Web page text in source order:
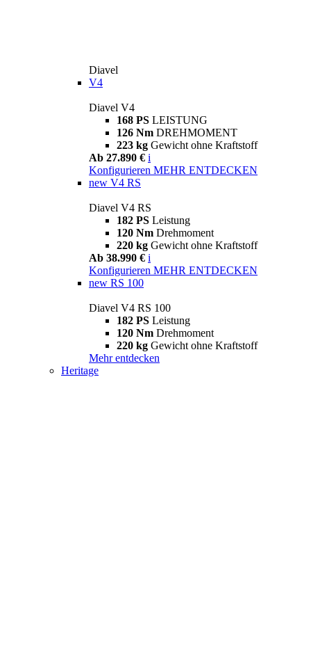
Diavel
V4
Diavel V4
168 PS LEISTUNG
126 Nm DREHMOMENT
223 kg Gewicht ohne Kraftstoff
Ab 27.890 € i
Konfigurieren MEHR ENTDECKEN
new V4 RS
Diavel V4 RS
182 PS Leistung
120 Nm Drehmoment
220 kg Gewicht ohne Kraftstoff
Ab 38.990 € i
Konfigurieren MEHR ENTDECKEN
new RS 100
Diavel V4 RS 100
182 PS Leistung
120 Nm Drehmoment
220 kg Gewicht ohne Kraftstoff
Mehr entdecken
Heritage